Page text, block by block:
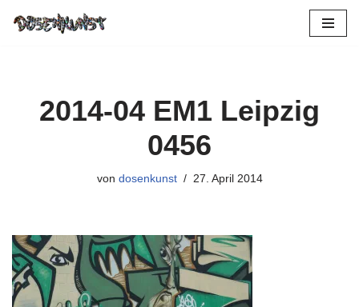
2014-04 EM1 Leipzig
0456
von dosenkunst 27. April 2014